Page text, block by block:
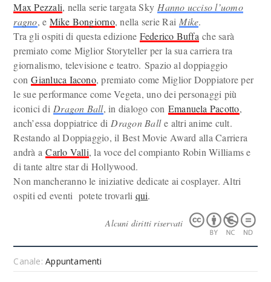
Max Pezzali, nella serie targata Sky Hanno ucciso l’uomo
ragno, e Mike Bongiorno, nella serie Rai Mike.
Tra gli ospiti di questa edizione Federico Buffa che sarà
premiato come Miglior Storyteller per la sua carriera tra
giornalismo, televisione e teatro. Spazio al doppiaggio
conGianluca Iacono, premiato come Miglior Doppiatore per
le sue performance come Vegeta, uno dei personaggi più
iconici di Dragon Ball, in dialogo con Emanuela Pacotto,
anch’essa doppiatrice di Dragon Balle altri anime cult.
Restando al Doppiaggio, il Best Movie Award alla Carriera
andrà aCarlo Valli, la voce del compianto Robin Williams e
di tante altre star di Hollywood.
Non mancheranno le iniziative dedicate ai cosplayer. Altri
ospiti ed eventi potete trovarli qui.
Alcuni diritti riservati
Canale:Appuntamenti